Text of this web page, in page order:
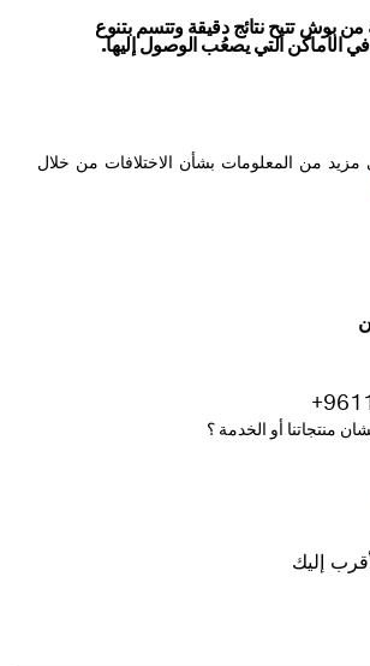
من بوش تتيح نتائج دقيقة وتتسم بتنوع
الأماكن التي يصعُب الوصول إليها.
من المعلومات بشأن الاختلافات من خلال
منتجاتنا أو الخدمة ؟
إليك